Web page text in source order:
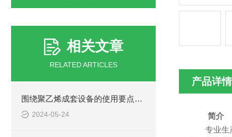
相关文章
RELATED ARTICLES
围绕聚乙烯成套设备的使用要点进行详细分析
2024-05-24
产品详情
简介
专业生